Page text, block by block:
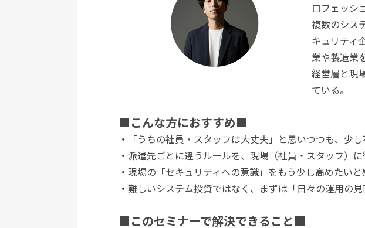
ロフェッシ
複数のシス
キュリティ
業や製造業
経営層と現
ている。
■こんな方におすすめ■
・
「うちの社員・スタッフは大丈夫」と思いつつも、少
・ 派遣先ごとに違うルールを、現場（社員・スタッフ）
・ 現場の「セキュリティへの意識」をもう少し高めたい
・ 難しいシステム投資ではなく、まずは「日々の運用の
■このセミナーで解決できること■